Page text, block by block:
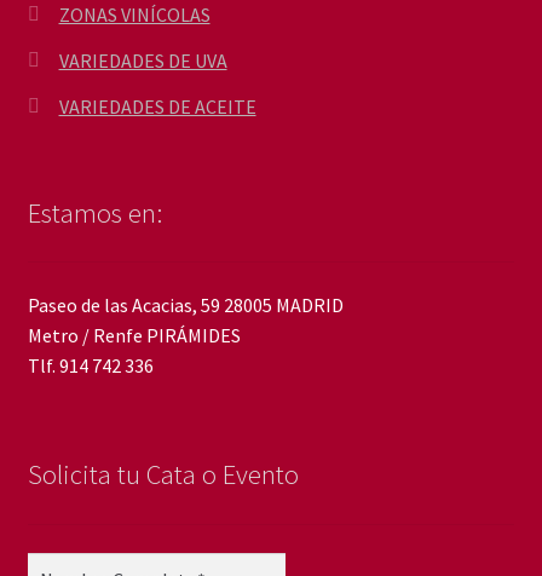
ZONAS VINÍCOLAS
VARIEDADES DE UVA
VARIEDADES DE ACEITE
Estamos en:
Paseo de las Acacias, 59 28005 MADRID
Metro / Renfe PIRÁMIDES
Tlf. 914 742 336
Solicita tu Cata o Evento